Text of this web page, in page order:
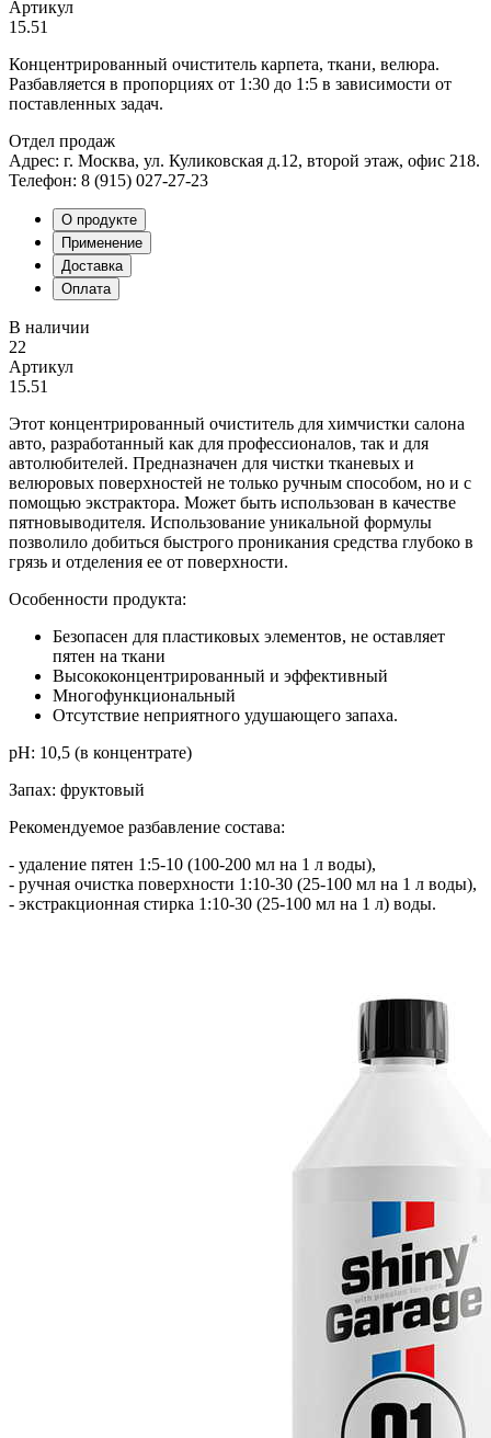
Артикул
15.51
Концентрированный очиститель карпета, ткани, велюра.
Разбавляется в пропорциях от 1:30 до 1:5 в зависимости от
поставленных задач.
Отдел продаж
Адрес: г. Москва, ул. Куликовская д.12, второй этаж, офис 218.
Телефон: 8 (915) 027-27-23
О продукте
Применение
Доставка
Оплата
В наличии
22
Артикул
15.51
Этот концентрированный очиститель для химчистки салона
авто, разработанный как для профессионалов, так и для
автолюбителей. Предназначен для чистки тканевых и
велюровых поверхностей не только ручным способом, но и с
помощью экстрактора. Может быть использован в качестве
пятновыводителя. Использование уникальной формулы
позволило добиться быстрого проникания средства глубоко в
грязь и отделения ее от поверхности.
Особенности продукта:
Безопасен для пластиковых элементов, не оставляет
пятен на ткани
Высококонцентрированный и эффективный
Многофункциональный
Отсутствие неприятного удушающего запаха.
pH: 10,5 (в концентрате)
Запах: фруктовый
Рекомендуемое разбавление состава:
- удаление пятен 1:5-10 (100-200 мл на 1 л воды),
- ручная очистка поверхности 1:10-30 (25-100 мл на 1 л воды),
- экстракционная стирка 1:10-30 (25-100 мл на 1 л) воды.